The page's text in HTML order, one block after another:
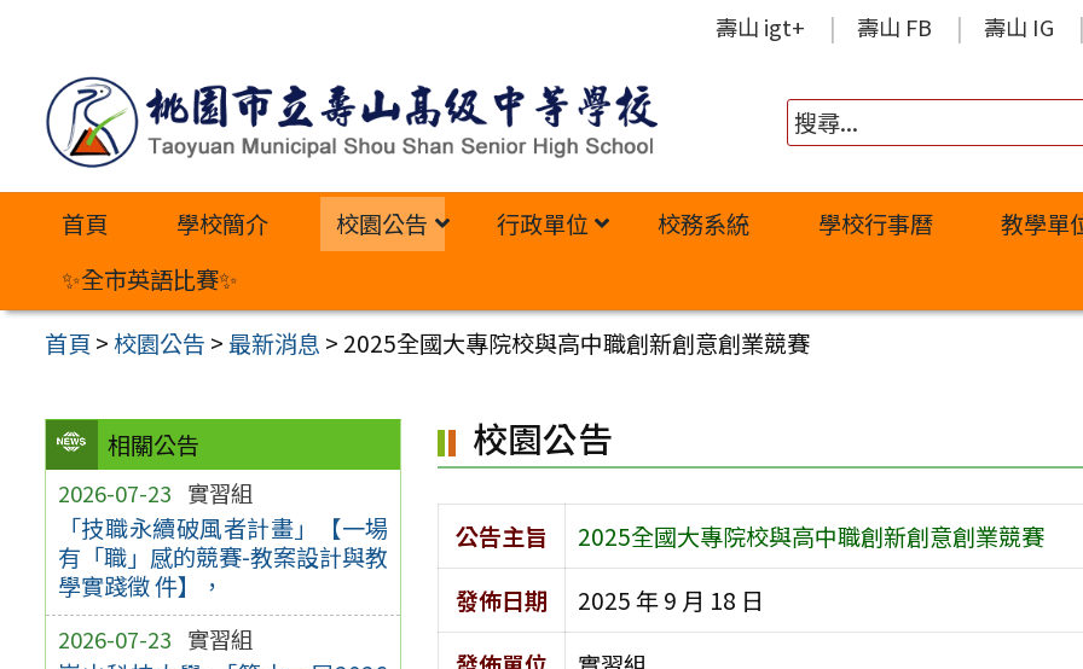
內
壽山 igt+ 壽山 FB 壽山 IG
首頁 學校簡介 校園公告 行政單位 校務系統 學校行事曆
教學單
✨全市英語比賽✨
首頁 >校園公告 >最新消息 > 2025全國大專院校與高中職創新創意創業競賽
相關公告
2026-07-23 實習組
「技職永續破風者計畫」【一場
有「職」感的競賽-教案設計與教
學實踐徵 件】，
2026-07-23 實習組
校園公告
公告主旨
2025全國大專院校與高中職創新創意創業競賽
發佈日期
2025 年 9 月 18 日